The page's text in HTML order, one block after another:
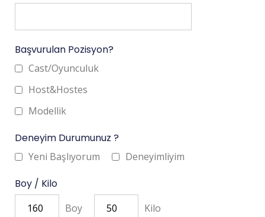
Başvurulan Pozisyon?
Cast/Oyunculuk
Host&Hostes
Modellik
Deneyim Durumunuz ?
Yeni Başlıyorum Deneyimliyim
Boy / Kilo
Boy Kilo